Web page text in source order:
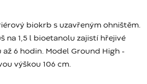
biokrb s uzavřeným ohništěm.
na 1,5 l bioetanolu zajistí hřejivé
6 hodin. Model Ground High -
výškou 106 cm.